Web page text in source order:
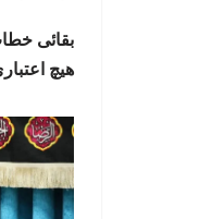
بقائی
هیچ